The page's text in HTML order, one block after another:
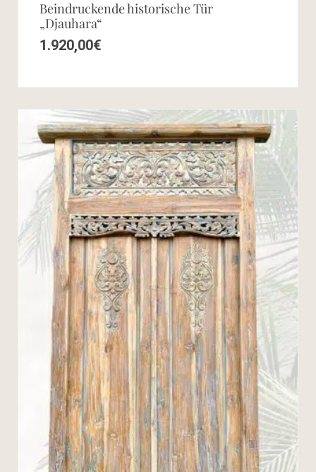
Beindruckende historische Tür
„Djauhara“
1.920,00€